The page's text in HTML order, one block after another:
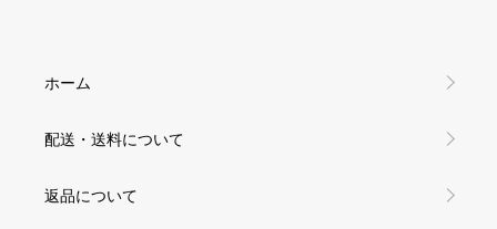
ホーム
配送・送料について
返品について